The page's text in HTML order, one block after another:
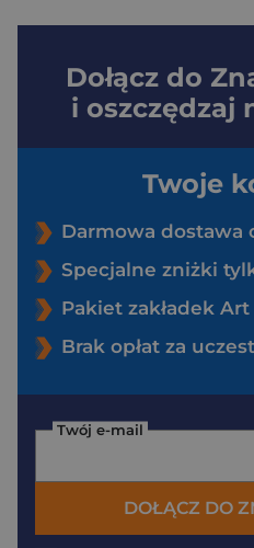
Dołącz do
i oszczędzaj
Twoje
Darmowa dostawa
Specjalne zniżki
Pakiet zakładek Art
Brak opłat za
Twój e-mail
DOŁĄCZ DO